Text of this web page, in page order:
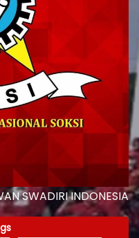
SWADIRI INDONESIA